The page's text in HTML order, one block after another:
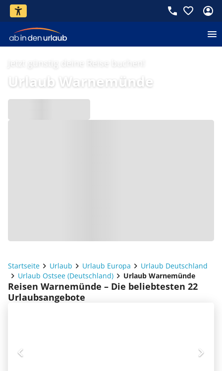
Jetzt günstig deine Reise buchen!
Urlaub Warnemünde
Startseite Urlaub Urlaub Europa
Urlaub Deutschland
Urlaub Ostsee (Deutschland)
Urlaub Warnemünde
Reisen Warnemünde – Die beliebtesten 22
Urlaubsangebote